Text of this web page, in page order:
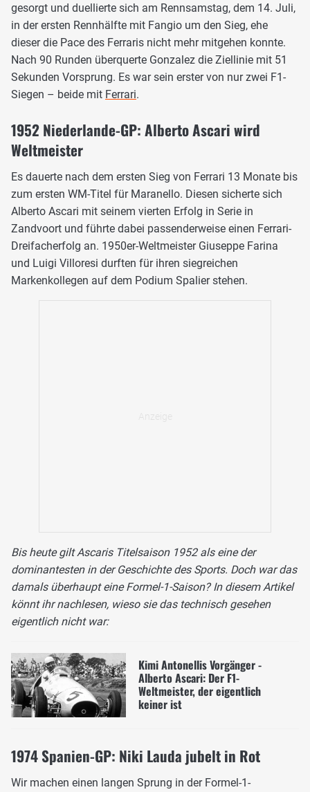
gesorgt und duellierte sich am Rennsamstag, dem 14. Juli,
in der ersten Rennhälfte mit Fangio um den Sieg, ehe
dieser die Pace des Ferraris nicht mehr mitgehen konnte.
Nach 90 Runden überquerte Gonzalez die Ziellinie mit 51
Sekunden Vorsprung. Es war sein erster von nur zwei F1-
Siegen – beide mit Ferrari.
1952 Niederlande-GP: Alberto Ascari wird
Weltmeister
Es dauerte nach dem ersten Sieg von Ferrari 13 Monate bis
zum ersten WM-Titel für Maranello. Diesen sicherte sich
Alberto Ascari mit seinem vierten Erfolg in Serie in
Zandvoort und führte dabei passenderweise einen Ferrari-
Dreifacherfolg an. 1950er-Weltmeister Giuseppe Farina
und Luigi Villoresi durften für ihren siegreichen
Markenkollegen auf dem Podium Spalier stehen.
Bis heute gilt Ascaris Titelsaison 1952 als eine der
dominantesten in der Geschichte des Sports. Doch war das
damals überhaupt eine Formel-1-Saison? In diesem Artikel
könnt ihr nachlesen, wieso sie das technisch gesehen
eigentlich nicht war:
Kimi Antonellis Vorgänger -
Alberto Ascari: Der F1-
Weltmeister, der eigentlich
keiner ist
1974 Spanien-GP: Niki Lauda jubelt in Rot
Wir machen einen langen Sprung in der Formel-1-